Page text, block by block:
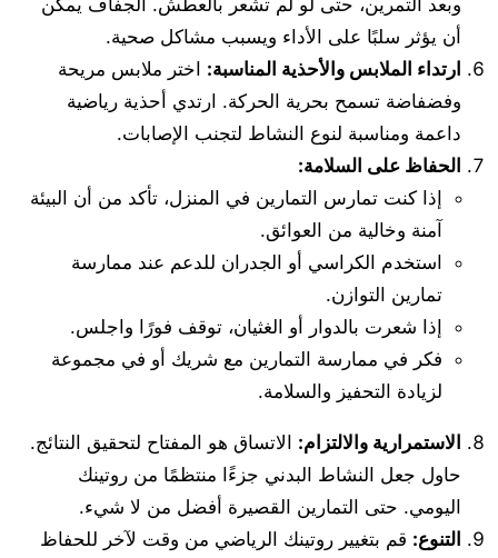
أن يؤثر سلبًا على الأداء ويسبب مشاكل صحية.
ارتداء الملابس والأحذية المناسبة: اختر ملابس مريحة
وفضفاضة تسمح بحرية الحركة. ارتدي أحذية رياضية
داعمة ومناسبة لنوع النشاط لتجنب الإصابات.
الحفاظ على السلامة:
إذا كنت تمارس التمارين في المنزل، تأكد من أن البيئة
آمنة وخالية من العوائق.
استخدم الكراسي أو الجدران للدعم عند ممارسة
تمارين التوازن.
إذا شعرت بالدوار أو الغثيان، توقف فورًا واجلس.
فكر في ممارسة التمارين مع شريك أو في مجموعة
لزيادة التحفيز والسلامة.
الاستمرارية والالتزام: الاتساق هو المفتاح لتحقيق النتائج.
حاول جعل النشاط البدني جزءًا منتظمًا من روتينك
اليومي. حتى التمارين القصيرة أفضل من لا شيء.
التنوع: قم بتغيير روتينك الرياضي من وقت لآخر للحفاظ